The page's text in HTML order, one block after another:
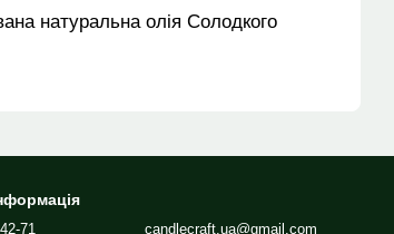
натуральна олія Солодкого
71 candlecraft.ua@gmail.com